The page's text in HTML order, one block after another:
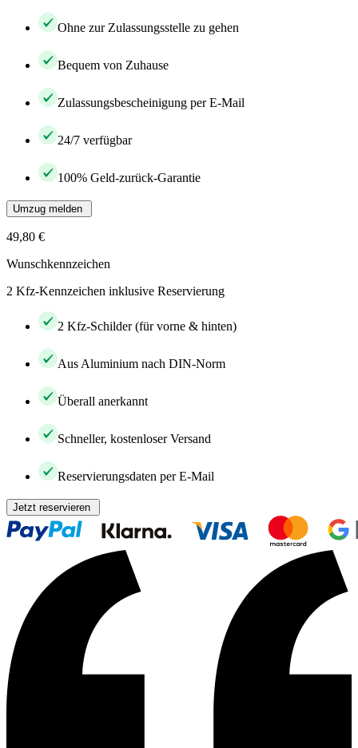
Ohne zur Zulassungsstelle zu gehen
Bequem von Zuhause
Zulassungsbescheinigung per E-Mail
24/7 verfügbar
100% Geld-zurück-Garantie
Umzug melden
49,80 €
Wunschkennzeichen
2 Kfz-Kennzeichen inklusive Reservierung
2 Kfz-Schilder (für vorne & hinten)
Aus Aluminium nach DIN-Norm
Überall anerkannt
Schneller, kostenloser Versand
Reservierungsdaten per E-Mail
Jetzt reservieren